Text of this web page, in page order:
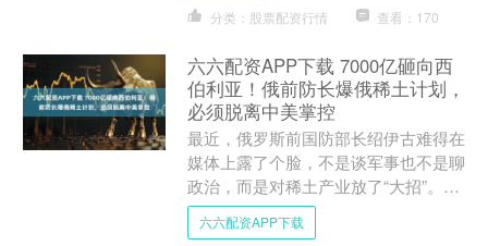
分类：股票配资行情 查看：170
六六配资APP下载 7000亿砸向西
伯利亚！俄前防长爆俄稀土计划，
必须脱离中美掌控
最近，俄罗斯前国防部长绍伊古难得在
媒体上露了个脸，不是谈军事也不是聊
政治，而是对稀土产业放了“大招”。他
在《消息报》上发表文章，直言俄罗斯
必须建立自己的稀土产业....
六六配资APP下载